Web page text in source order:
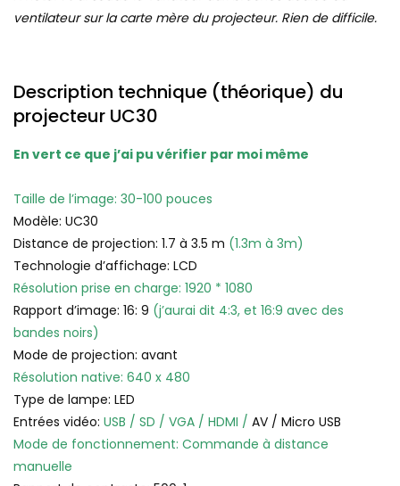
ventilateur sur la carte mère du projecteur. Rien de difficile.
Description technique (théorique) du
projecteur UC30
En vert ce que j’ai pu vérifier par moi même
Taille de l’image: 30-100 pouces
Modèle: UC30
Distance de projection: 1.7 à 3.5 m (1.3m à 3m)
Technologie d’affichage: LCD
Résolution prise en charge: 1920 * 1080
Rapport d’image: 16: 9 (j’aurai dit 4:3, et 16:9 avec des
bandes noirs)
Mode de projection: avant
Résolution native: 640 x 480
Type de lampe: LED
Entrées vidéo: USB / SD / VGA / HDMI / AV / Micro USB
Mode de fonctionnement: Commande à distance
manuelle